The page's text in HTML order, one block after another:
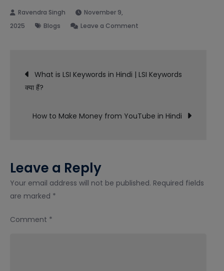
November 9,
2025
Blogs Leave a Comment
in
Canva
Post
navigation
What is LSI Keywords in Hindi | LSI Keywords
क्या हैं?
How to Make Money from YouTube in Hindi
Leave a Reply
Your email address will not be published. Required fields
are marked *
Comment *